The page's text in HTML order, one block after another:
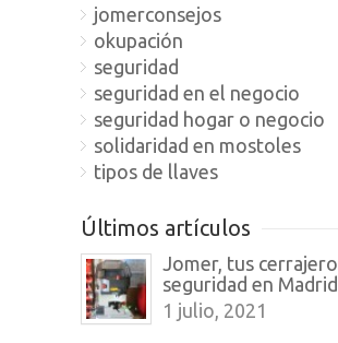
jomerconsejos
okupación
seguridad
seguridad en el negocio
seguridad hogar o negocio
solidaridad en mostoles
tipos de llaves
Últimos artículos
Jomer, tus
seguridad en
1 julio, 2021